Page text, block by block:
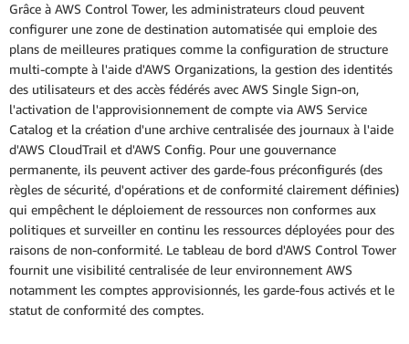
Grâce à AWS Control Tower, les administrateurs cloud peuvent
configurer une zone de destination automatisée qui emploie des
plans de meilleures pratiques comme la configuration de structure
multi-compte à l'aide d'AWS Organizations, la gestion des identités
des utilisateurs et des accès fédérés avec AWS Single Sign-on,
l'activation de l'approvisionnement de compte via AWS Service
Catalog et la création d'une archive centralisée des journaux à l'aide
d'AWS CloudTrail et d'AWS Config. Pour une gouvernance
permanente, ils peuvent activer des garde-fous préconfigurés (des
règles de sécurité, d'opérations et de conformité clairement définies)
qui empêchent le déploiement de ressources non conformes aux
politiques et surveiller en continu les ressources déployées pour des
raisons de non-conformité. Le tableau de bord d'AWS Control Tower
fournit une visibilité centralisée de leur environnement AWS
notamment les comptes approvisionnés, les garde-fous activés et le
statut de conformité des comptes.